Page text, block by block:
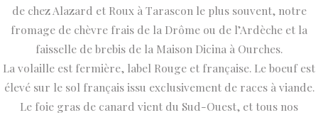
de chez Alazard et Roux à Tarascon le plus souvent, notre
fromage de chèvre frais de la Drôme ou de l’Ardèche et la
faisselle de brebis de la Maison Dicina à Ourches.
La volaille est fermière, label Rouge et française. Le boeuf est
élevé sur le sol français issu exclusivement de races à viande.
Le foie gras de canard vient du Sud-Ouest, et tous nos